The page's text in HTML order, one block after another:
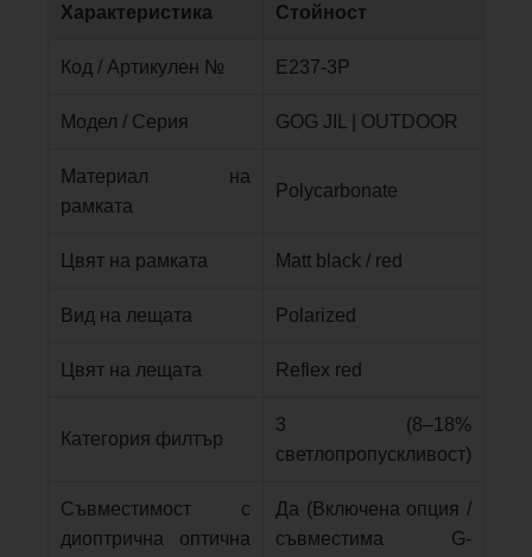
Характеристика Стойност
Код / Артикулен № E237-3P
Модел / Серия GOG JIL | OUTDOOR
Материал на
рамката
Polycarbonate
Цвят на рамката Matt black / red
Вид на лещата Polarized
Цвят на лещата Reflex red
Категория филтър
3 (8–18%
светлопропускливост)
Съвместимост с
диоптрична оптична
Да (Включена опция /
съвместима G-